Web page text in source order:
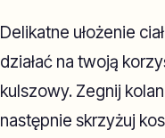
Delikatne ułożenie
działać na twoją
kulszowy. Zegnij
następnie skrzyżuj